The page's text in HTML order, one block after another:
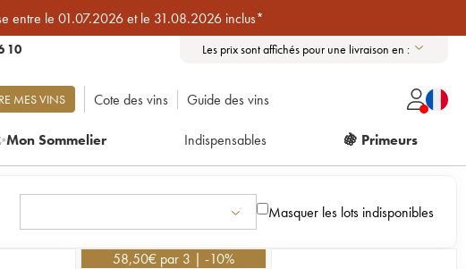
entre le 01.07.2026 et le 31.08.2026 inclus*
10 Les prix sont affichés pour une livraison en :
MES VINS Cote des vins Guide des vins
Mon Sommelier Indispensables 🍇 Primeurs
Masquer les lots indisponibles
58,50€ par 3 | -10%